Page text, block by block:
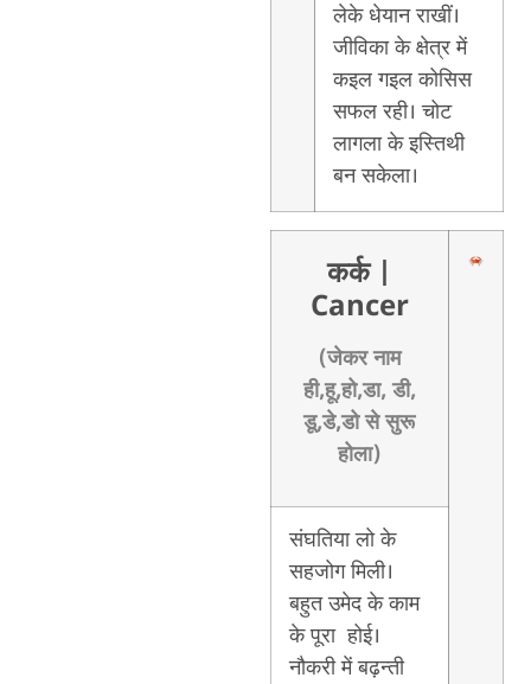
लेके धेयान राखीं।
जीविका के क्षेत्र में
कइल गइल कोसिस
सफल रही। चोट
लागला के इस्तिथी
बन सकेला।
कर्क
Cancer
(जेकर नाम
ही,हू,हो,डा, डी,
डू,डे,डो से सुरू
होला)
संघतिया लो के
सहजोग मिली।
बहुत उमेद के काम
के पूरा होई।
नौकरी में बढ़न्ती